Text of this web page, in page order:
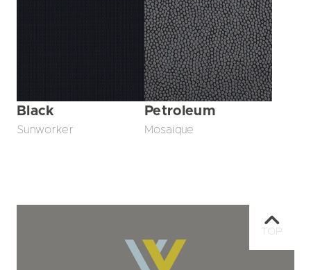
Black
Sunworker
Petroleum
Mosaique
TOP